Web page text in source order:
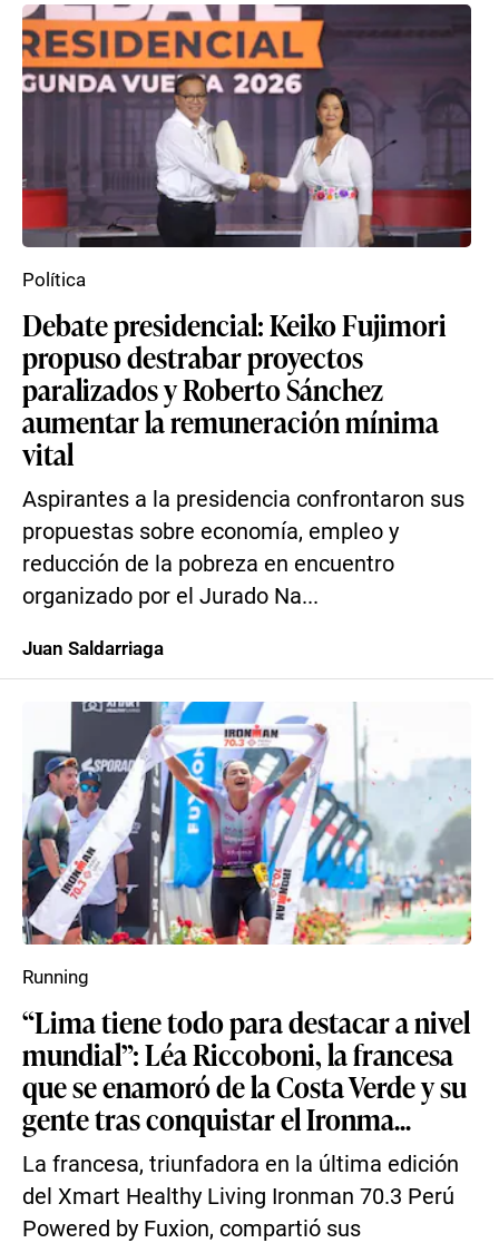
Debate presidencial: Keiko Fujimori
propuso destrabar proyectos
paralizados y Roberto Sánchez
aumentar la remuneración mínima
vital
Aspirantes a la presidencia confrontaron sus
propuestas sobre economía, empleo y
reducción de la pobreza en encuentro
organizado por el Jurado Na...
Política
Juan Saldarriaga
“Lima tiene todo para destacar a nivel
mundial”: Léa Riccoboni, la francesa
que se enamoró de la Costa Verde y su
gente tras conquistar el Ironma...
La francesa, triunfadora en la última edición
del Xmart Healthy Living Ironman 70.3 Perú
Powered by Fuxion, compartió sus
Running